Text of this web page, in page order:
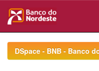
navigationDSpace - BNB - Banco